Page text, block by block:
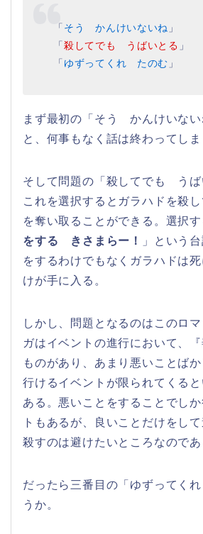
「 そう かんけいないね 」
「 殺してでも うばいとる 」
「 ゆずってくれ たのむ 」
まず最初の「そう かんけいない
と、何事もなく話は終わってしま
そして問題の「殺してでも うば
これを選択するとガラハドを殺
を奪い取ることができる。選択
をする きさまらー！
」という
をするわけでもなくガラハドは
けが手に入る。
しかし、問題となるのはこのロマ
ガはイベントの進行において、
ものがあり、あまり悪いことばか
行けるイベントが限られてくる
ある。悪いことをすることでし
トもあるが、良いことだけをし
殺すのは避けたいところなのであ
だったら三番目の「ゆずってく
うか。